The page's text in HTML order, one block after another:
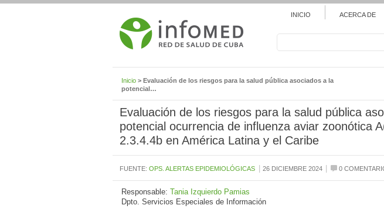
INICIO ACERCA DE
Inicio > Evaluación de los riesgos para la salud pública asociados a la
potencial…
Evaluación de los riesgos para la salud pública
potencial ocurrencia de influenza aviar zoonótica
2.3.4.4b en América Latina y el Caribe
FUENTE: OPS. ALERTAS EPIDEMIOLÓGICAS 26 DICIEMBRE 2024 0
Responsable: Tania Izquierdo Pamias
Dpto. Servicios Especiales de Información